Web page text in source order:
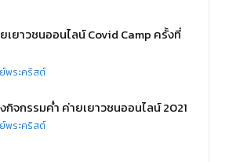
เยาวชนออนไลน์ Covid Camp ครั้งที่
พระคริสต์
กิจกรรมค่ำ ค่ายเยาวชนออนไลน์ 2021
พระคริสต์